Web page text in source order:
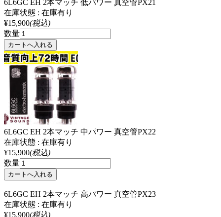
6L6GC EH 2本マッチ 低パワー 真空管PX21
在庫状態 : 在庫有り
¥15,900(税込)
数量
6L6GC EH 2本マッチ 中パワー 真空管PX22
在庫状態 : 在庫有り
¥15,900(税込)
数量
6L6GC EH 2本マッチ 高パワー 真空管PX23
在庫状態 : 在庫有り
¥15,900(税込)